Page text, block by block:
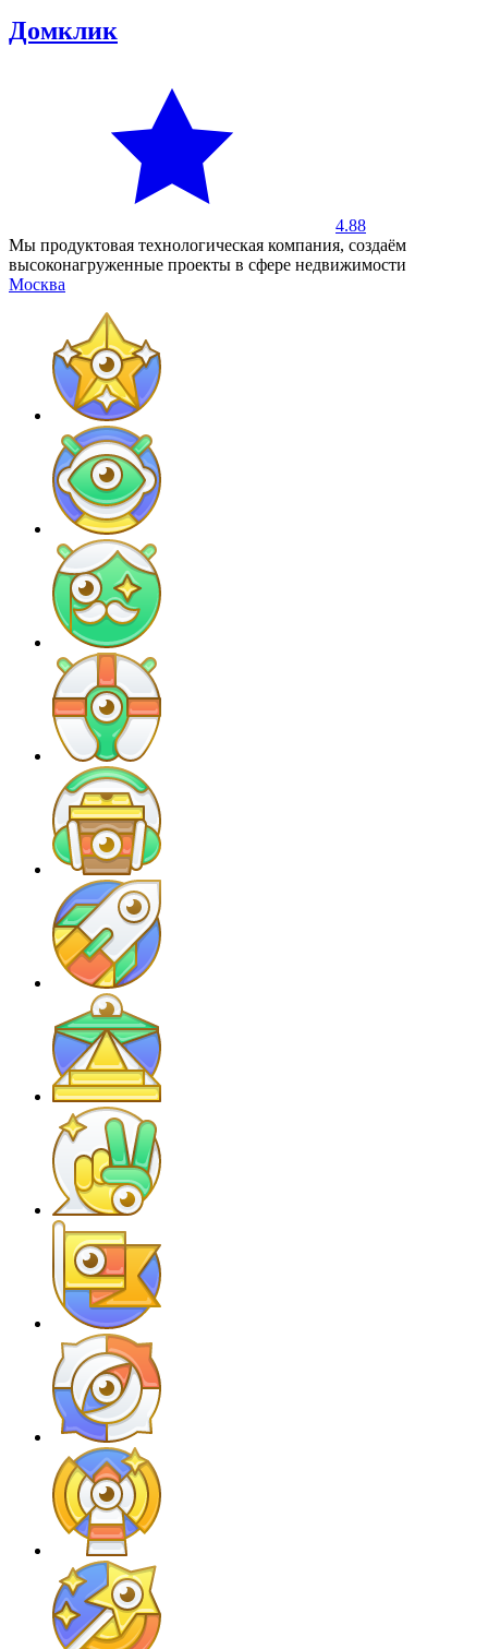
Домклик
4.88
Мы продуктовая технологическая компания, создаём
высоконагруженные проекты в сфере недвижимости
Москва